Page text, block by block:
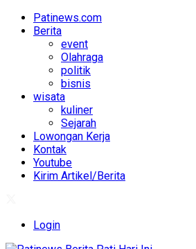
Patinews.com
Berita
event
Olahraga
politik
bisnis
wisata
kuliner
Sejarah
Lowongan Kerja
Kontak
Youtube
Kirim Artikel/Berita
Login